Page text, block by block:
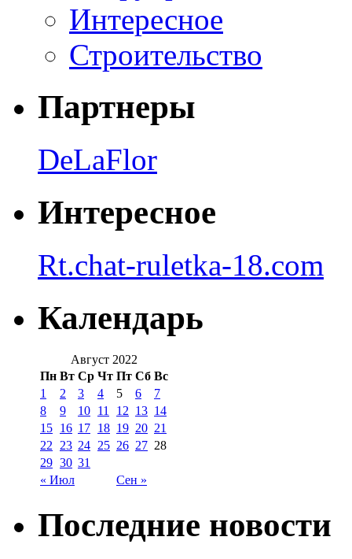
Интересное
Строительство
Партнеры
DeLaFlor
Интересное
Rt.chat-ruletka-18.com
Календарь
Август 2022
Пн Вт Ср Чт Пт Сб Вс
« Июл Сен »
1 2 3 4 5 6
7
8
9 10 11 12 13 14
15 16 17 18 19 20 21
22
23 24 25 26 27 28
29 30 31
Последние новости